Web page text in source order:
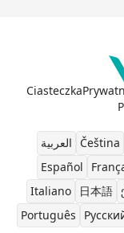
Ciasteczka
العربية
Čeština
Español
Italiano
日本語
Português